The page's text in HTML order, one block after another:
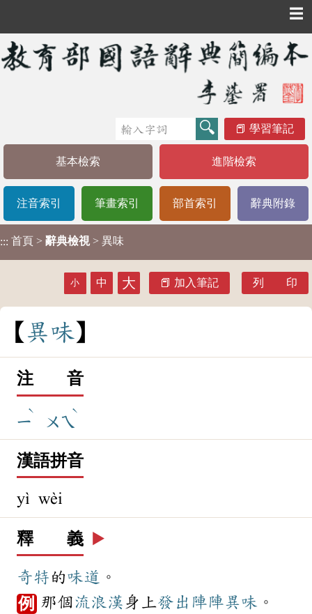
☰
學習筆記
基本檢索 進階檢索
注音索引 筆畫索引 部首索引 辭典附錄
::: 首頁 > 辭典檢視 > 異味
小 中 大 加入筆記 列 印
異味
注 音
ㄧ
ˋ
ㄨㄟ
ˋ
漢語拼音
yì wèi
釋 義 ▶️
奇特 的味道 。
例 那個流浪漢 身上發出 陣陣異味 。